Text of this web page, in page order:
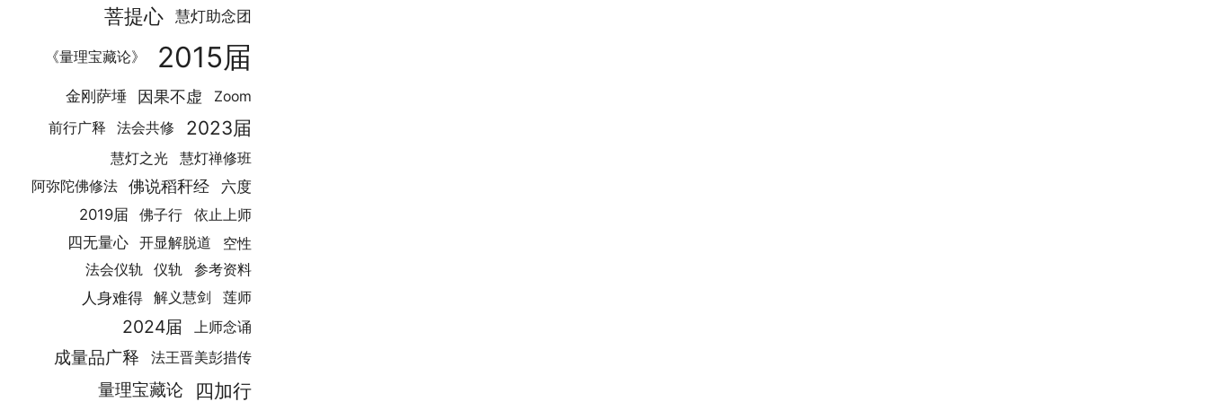
菩提心 慧灯助念团
《量理宝藏论》 2015届
金刚萨埵 因果不虚 Zoom
前行广释 法会共修 2023届
慧灯之光
慧灯禅修班
阿弥陀佛修法
佛说稻秆经
六度
2019届
佛子行 依止上师
四无量心 开显解脱道 空性
法会仪轨 仪轨 参考资料
人身难得 解义慧剑 莲师
2024届 上师念诵
成量品广释 法王晋美彭措传
量理宝藏论 四加行